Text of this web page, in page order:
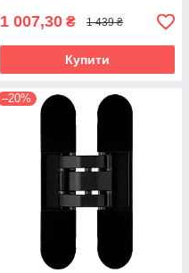
1 007,30 ₴ 1 439 ₴
Купити
–20%